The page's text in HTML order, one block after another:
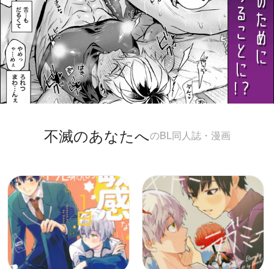
不滅のあなたへのBL同人誌・漫画